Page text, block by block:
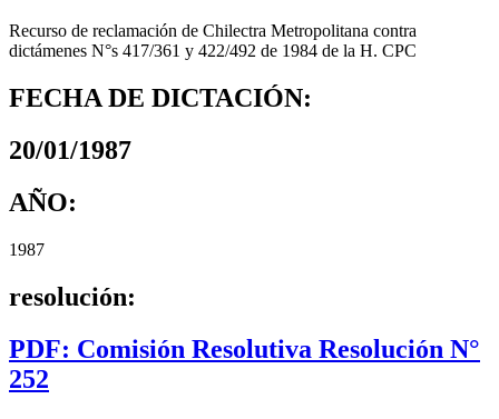
Recurso de reclamación de Chilectra Metropolitana contra
dictámenes N°s 417/361 y 422/492 de 1984 de la H. CPC
FECHA DE DICTACIÓN:
20/01/1987
AÑO:
1987
resolución:
PDF: Comisión Resolutiva Resolución N°
252